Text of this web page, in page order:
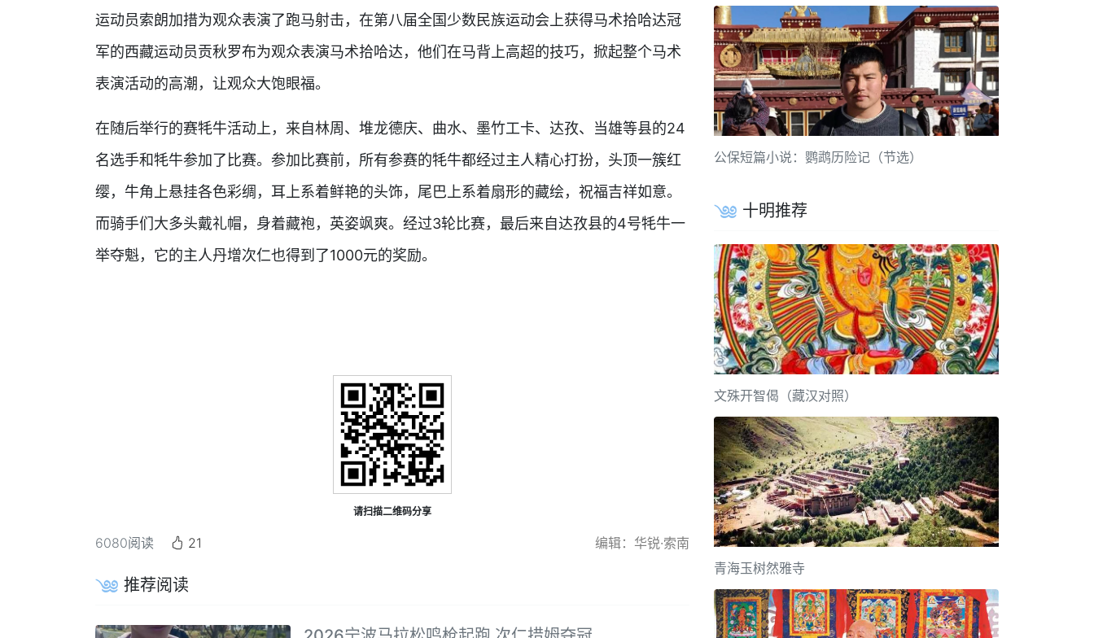
运动员索朗加措为观众表演了跑马射击，在第八届全国少数民族运动会上获得马术拾哈达冠
军的西藏运动员贡秋罗布为观众表演马术拾哈达，他们在马背上高超的技巧，掀起整个马术
表演活动的高潮，让观众大饱眼福。
在随后举行的赛牦牛活动上，来自林周、堆龙德庆、曲水、墨竹工卡、达孜、当雄等县的24
名选手和牦牛参加了比赛。参加比赛前，所有参赛的牦牛都经过主人精心打扮，头顶一簇红
缨，牛角上悬挂各色彩绸，耳上系着鲜艳的头饰，尾巴上系着扇形的藏绘，祝福吉祥如意。
而骑手们大多头戴礼帽，身着藏袍，英姿飒爽。经过3轮比赛，最后来自达孜县的4号牦牛一
举夺魁，它的主人丹增次仁也得到了1000元的奖励。
请扫描二维码分享
6080阅读 21 编辑：华锐·索南
推荐阅读
公保短篇小说：鹦鹉历险记（节选）
十明推荐
文殊开智偈（藏汉对照）
青海玉树然雅寺